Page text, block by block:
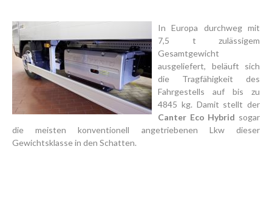
In Europa durchweg mit
7,5 t zulässigem
Gesamtgewicht
ausgeliefert, beläuft sich
die Tragfähigkeit des
Fahrgestells auf bis zu
4845 kg. Damit stellt der
Canter Eco Hybrid sogar
die meisten konventionell angetriebenen Lkw dieser
Gewichtsklasse in den Schatten.